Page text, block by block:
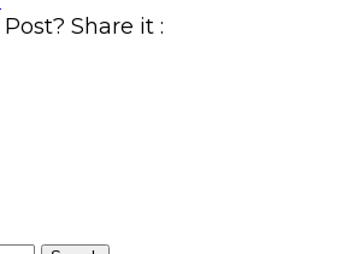
Share it :